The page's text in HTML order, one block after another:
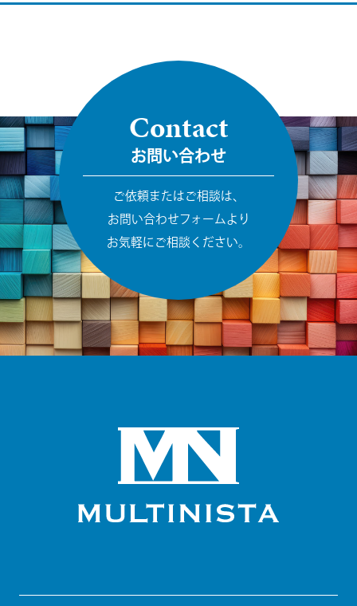
Contact
お問い合わせ
ご依頼またはご相談は、
お問い合わせフォームより
お気軽にご相談ください。